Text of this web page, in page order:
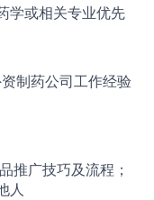
学或相关专业优先
制药公司工作经验
推广技巧及流程；
人